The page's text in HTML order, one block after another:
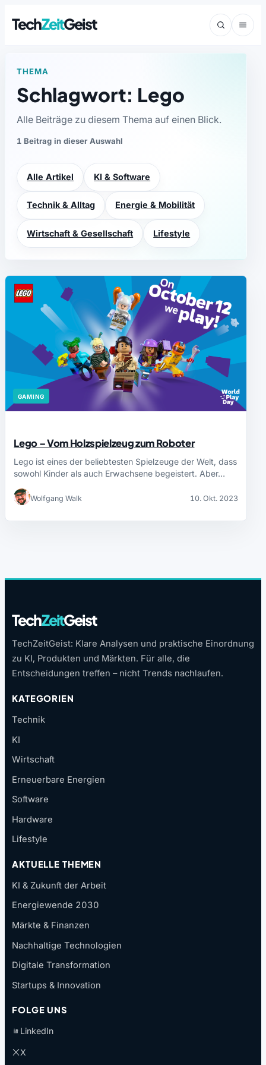
TechZeitGeist
THEMA
Schlagwort: Lego
Alle Beiträge zu diesem Thema auf einen Blick.
1 Beitrag in dieser Auswahl
Alle Artikel KI & Software
Technik & Alltag Energie & Mobilität
Wirtschaft & Gesellschaft Lifestyle
GAMING
Lego – Vom Holzspielzeug zum Roboter
Lego ist eines der beliebtesten Spielzeuge der Welt, dass
sowohl Kinder als auch Erwachsene begeistert. Aber…
Wolfgang Walk 10. Okt. 2023
TechZeitGeist
TechZeitGeist: Klare Analysen und praktische Einordnung
zu KI, Produkten und Märkten. Für alle, die
Entscheidungen treffen – nicht Trends nachlaufen.
KATEGORIEN
Technik
KI
Wirtschaft
Erneuerbare Energien
Software
Hardware
Lifestyle
AKTUELLE THEMEN
KI & Zukunft der Arbeit
Energiewende 2030
Märkte & Finanzen
Nachhaltige Technologien
Digitale Transformation
Startups & Innovation
FOLGE UNS
LinkedIn
X